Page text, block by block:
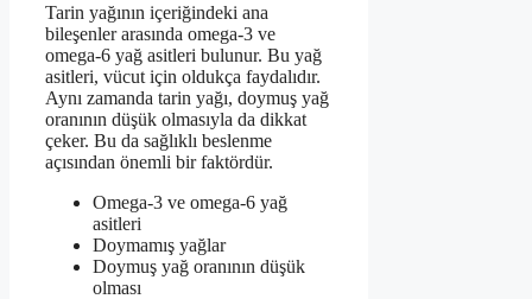
Tarin yağının içeriğindeki ana
bileşenler arasında omega-3 ve
omega-6 yağ asitleri bulunur. Bu yağ
asitleri, vücut için oldukça faydalıdır.
Aynı zamanda tarin yağı, doymuş yağ
oranının düşük olmasıyla da dikkat
çeker. Bu da sağlıklı beslenme
açısından önemli bir faktördür.
Omega-3 ve omega-6 yağ
asitleri
Doymamış yağlar
Doymuş yağ oranının düşük
olması